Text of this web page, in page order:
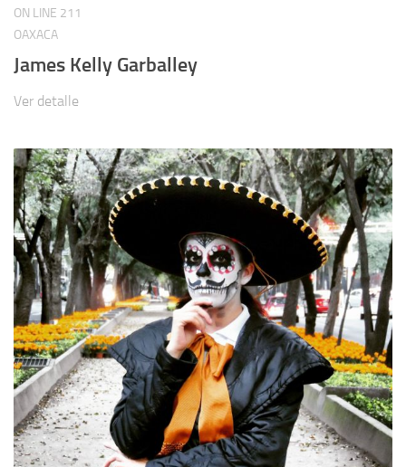
ON LINE 211
OAXACA
James Kelly Garballey
Ver detalle